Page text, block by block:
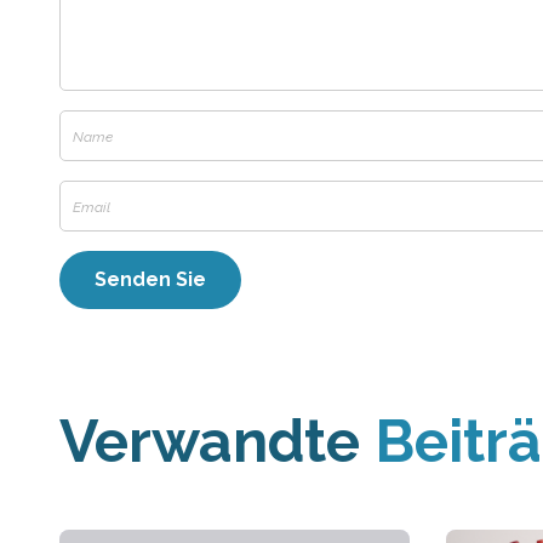
Verwandte